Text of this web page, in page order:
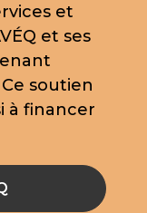
et
et ses
soutien
à financer